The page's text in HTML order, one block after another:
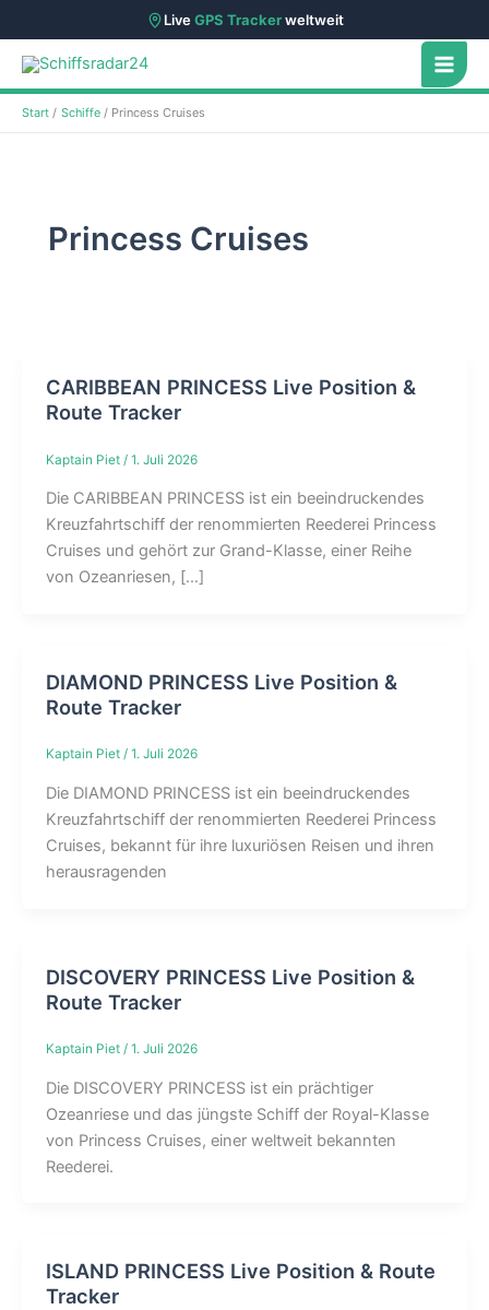
LiveGPS Trackerweltweit
Zum
Inhalt
springen
Start Schiffe Princess Cruises
Princess Cruises
CARIBBEAN PRINCESS Live Position &
Route Tracker
Kaptain Piet / 1. Juli 2026
Die CARIBBEAN PRINCESS ist ein beeindruckendes
Kreuzfahrtschiff der renommierten Reederei Princess
Cruises und gehört zur Grand-Klasse, einer Reihe
von Ozeanriesen, […]
DIAMOND PRINCESS Live Position &
Route Tracker
Kaptain Piet / 1. Juli 2026
Die DIAMOND PRINCESS ist ein beeindruckendes
Kreuzfahrtschiff der renommierten Reederei Princess
Cruises, bekannt für ihre luxuriösen Reisen und ihren
herausragenden
DISCOVERY PRINCESS Live Position &
Route Tracker
Kaptain Piet / 1. Juli 2026
Die DISCOVERY PRINCESS ist ein prächtiger
Ozeanriese und das jüngste Schiff der Royal-Klasse
von Princess Cruises, einer weltweit bekannten
Reederei.
ISLAND PRINCESS Live Position & Route
Tracker